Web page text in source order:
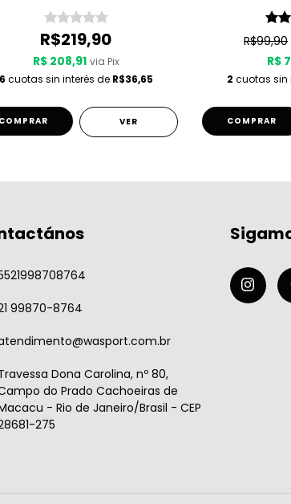
R$219,90
R$ 208,91 via Pix
6 cuotas sin interés de R$36,65
COMPRAR VER
R$99,90
R$
2 cuotas sin
COMPRAR
99870-8764
Dona Carolina, nº 80,
do Prado Cachoeiras de
- Rio de Janeiro/Brasil - CEP
275